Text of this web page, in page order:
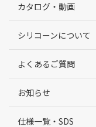
カタログ・動画
シリコーンについて
よくあるご質問
お知らせ
仕様一覧・SDS